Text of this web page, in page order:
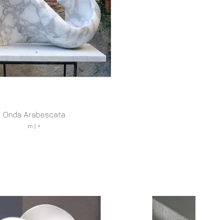
Onda Arabescata
m | +